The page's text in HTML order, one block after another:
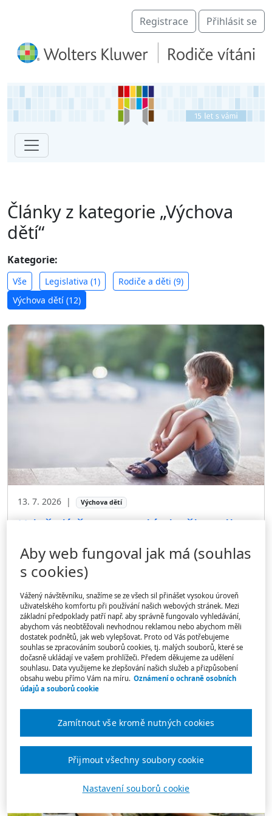
Registrace Přihlásit se
Články z kategorie „Výchova
dětí“
Kategorie:
Vše Legislativa (1)
Rodiče a děti (9)
Výchova dětí (12)
13. 7. 2026 | Výchova dětí
Když dítě nezapadá do škatulky,
aneb děti nejsou přes kopírák
Ne každá neobvyklá vlastnost, zvláštní návyk nebo
odlišné chování dítěte je známkou poruchy. Rodiče
i učitelé se často snaží dětské odlišnosti rychle
vysvětlit, někdy dokonce nálepkou diagnózy. Jak
rozlišit mezi přirozenou individualitou, vývojovou
nezralostí a skutečným problémem, který vyžaduje
odbornou pomoc?
Aby web fungoval jak má (souhlas
s cookies)
Vážený návštěvníku, snažíme se ze všech sil přinášet vysokou úroveň
uživatelského komfortu při používání našich webových stránek. Mezi
základní předpoklady patří např. aby správně fungovalo vyhledávání,
abychom vás neobtěžovali nevhodnou reklamou nebo abychom měli
dostatek podnětů, jak web vylepšovat. Proto od Vás potřebujeme
souhlas se zpracováním souborů cookies, tj. malých souborů, které se
dočasně ukládají ve vašem prohlížeči. Předem děkujeme za udělení
souhlasu. Data využijeme ke zlepšování našich služeb a přizpůsobení
obsahu webu přímo Vám na míru. Oznámení o ochraně osobních
údajů a souborů cookie
Nastavení souborů cookie
Zamítnout vše kromě nutných cookies
Přijmout všechny soubory cookie